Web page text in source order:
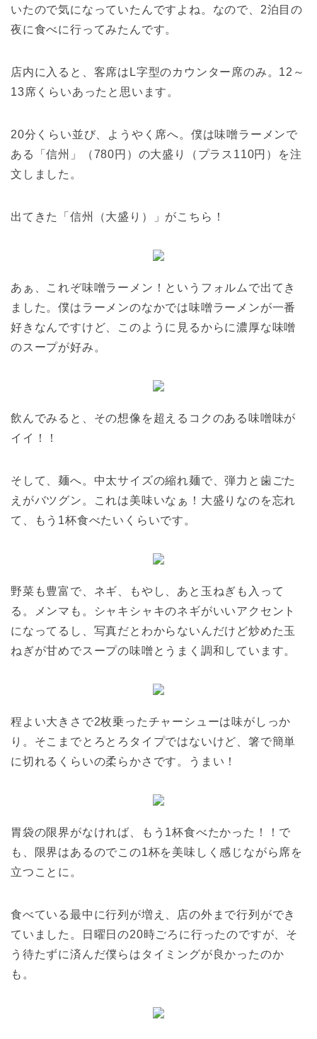
いたので気になっていたんですよね。なので、2泊目の
夜に食べに行ってみたんです。
店内に入ると、客席はL字型のカウンター席のみ。12～
13席くらいあったと思います。
20分くらい並び、ようやく席へ。僕は味噌ラーメンで
ある「信州」（780円）の大盛り（プラス110円）を注
文しました。
出てきた「信州（大盛り）」がこちら！
あぁ、これぞ味噌ラーメン！というフォルムで出てき
ました。僕はラーメンのなかでは味噌ラーメンが一番
好きなんですけど、このように見るからに濃厚な味噌
のスープが好み。
飲んでみると、その想像を超えるコクのある味噌味が
イイ！！
そして、麺へ。中太サイズの縮れ麺で、弾力と歯ごた
えがバツグン。これは美味いなぁ！大盛りなのを忘れ
て、もう1杯食べたいくらいです。
野菜も豊富で、ネギ、もやし、あと玉ねぎも入って
る。メンマも。シャキシャキのネギがいいアクセント
になってるし、写真だとわからないんだけど炒めた玉
ねぎが甘めでスープの味噌とうまく調和しています。
程よい大きさで2枚乗ったチャーシューは味がしっか
り。そこまでとろとろタイプではないけど、箸で簡単
に切れるくらいの柔らかさです。うまい！
胃袋の限界がなければ、もう1杯食べたかった！！で
も、限界はあるのでこの1杯を美味しく感じながら席を
立つことに。
食べている最中に行列が増え、店の外まで行列ができ
ていました。日曜日の20時ごろに行ったのですが、そ
う待たずに済んだ僕らはタイミングが良かったのか
も。